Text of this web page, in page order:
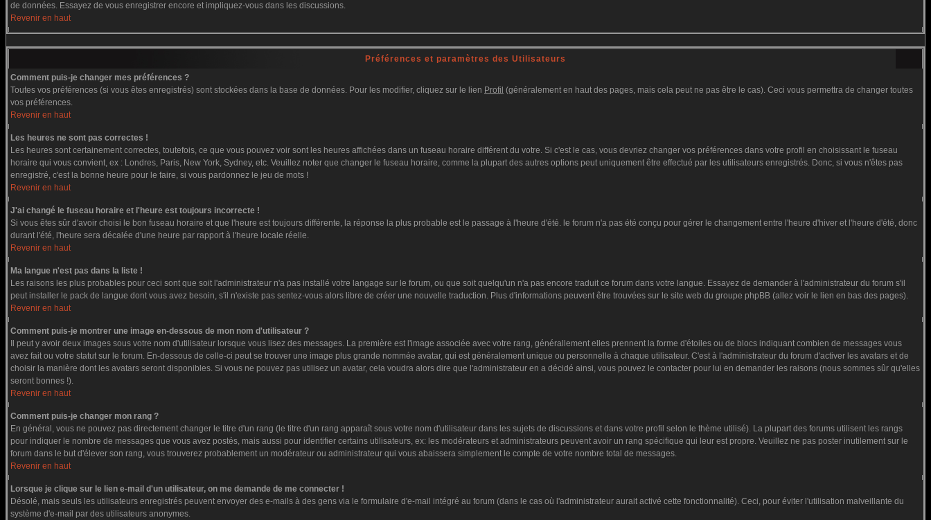
de données. Essayez de vous enregistrer encore et impliquez-vous dans les discussions.
Revenir en haut
Préférences et paramètres des Utilisateurs
Comment puis-je changer mes préférences ?
Toutes vos préférences (si vous êtes enregistrés) sont stockées dans la base de données. Pour les modifier, cliquez sur le lien Profil (généralement en haut des pages, mais cela peut ne pas être le cas). Ceci vous permettra de changer toutes
vos préférences.
Revenir en haut
Les heures ne sont pas correctes !
Les heures sont certainement correctes, toutefois, ce que vous pouvez voir sont les heures affichées dans un fuseau horaire différent du votre. Si c'est le cas, vous devriez changer vos préférences dans votre profil en choisissant le fuseau
horaire qui vous convient, ex : Londres, Paris, New York, Sydney, etc. Veuillez noter que changer le fuseau horaire, comme la plupart des autres options peut uniquement être effectué par les utilisateurs enregistrés. Donc, si vous n'êtes pas
enregistré, c'est la bonne heure pour le faire, si vous pardonnez le jeu de mots !
Revenir en haut
J'ai changé le fuseau horaire et l'heure est toujours incorrecte !
Si vous êtes sûr d'avoir choisi le bon fuseau horaire et que l'heure est toujours différente, la réponse la plus probable est le passage à l'heure d'été. le forum n'a pas été conçu pour gérer le changement entre l'heure d'hiver et l'heure d'été, donc
durant l'été, l'heure sera décalée d'une heure par rapport à l'heure locale réelle.
Revenir en haut
Ma langue n'est pas dans la liste !
Les raisons les plus probables pour ceci sont que soit l'administrateur n'a pas installé votre langage sur le forum, ou que soit quelqu'un n'a pas encore traduit ce forum dans votre langue. Essayez de demander à l'administrateur du forum s'il
peut installer le pack de langue dont vous avez besoin, s'il n'existe pas sentez-vous alors libre de créer une nouvelle traduction. Plus d'informations peuvent être trouvées sur le site web du groupe phpBB (allez voir le lien en bas des pages).
Revenir en haut
Comment puis-je montrer une image en-dessous de mon nom d'utilisateur ?
Il peut y avoir deux images sous votre nom d'utilisateur lorsque vous lisez des messages. La première est l'image associée avec votre rang, générallement elles prennent la forme d'étoiles ou de blocs indiquant combien de messages vous
avez fait ou votre statut sur le forum. En-dessous de celle-ci peut se trouver une image plus grande nommée avatar, qui est généralement unique ou personnelle à chaque utilisateur. C'est à l'administrateur du forum d'activer les avatars et de
choisir la manière dont les avatars seront disponibles. Si vous ne pouvez pas utilisez un avatar, cela voudra alors dire que l'administrateur en a décidé ainsi, vous pouvez le contacter pour lui en demander les raisons (nous sommes sûr qu'elles
seront bonnes !).
Revenir en haut
Comment puis-je changer mon rang ?
En général, vous ne pouvez pas directement changer le titre d'un rang (le titre d'un rang apparaît sous votre nom d'utilisateur dans les sujets de discussions et dans votre profil selon le thème utilisé). La plupart des forums utilisent les rangs
pour indiquer le nombre de messages que vous avez postés, mais aussi pour identifier certains utilisateurs, ex: les modérateurs et administrateurs peuvent avoir un rang spécifique qui leur est propre. Veuillez ne pas poster inutilement sur le
forum dans le but d'élever son rang, vous trouverez probablement un modérateur ou administrateur qui vous abaissera simplement le compte de votre nombre total de messages.
Revenir en haut
Lorsque je clique sur le lien e-mail d'un utilisateur, on me demande de me connecter !
Désolé, mais seuls les utilisateurs enregistrés peuvent envoyer des e-mails à des gens via le formulaire d'e-mail intégré au forum (dans le cas où l'administrateur aurait activé cette fonctionnalité). Ceci, pour éviter l'utilisation malveillante du
système d'e-mail par des utilisateurs anonymes.